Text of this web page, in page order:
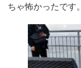
ちゃ怖かったです。